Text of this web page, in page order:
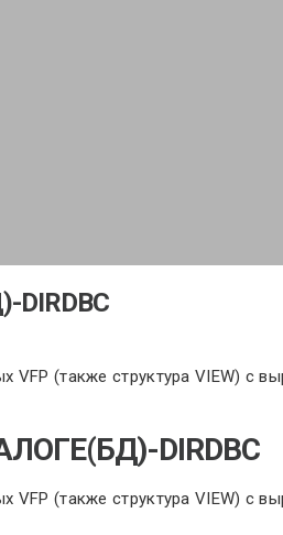
(также структура VIEW) c
DIRDBC
(также структура VIEW) c